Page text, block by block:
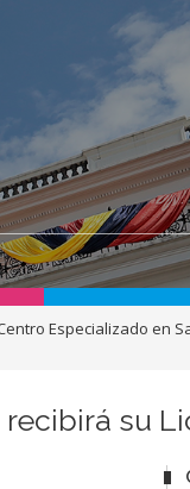
Especializado en
su